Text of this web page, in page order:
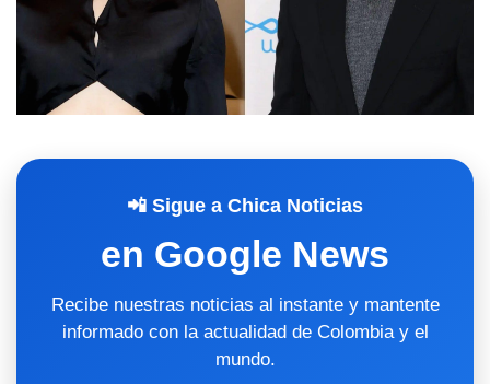
📲 Sigue a Chica Noticias
en Google News
Recibe nuestras noticias al instante y mantente
informado con la actualidad de Colombia y el
mundo.